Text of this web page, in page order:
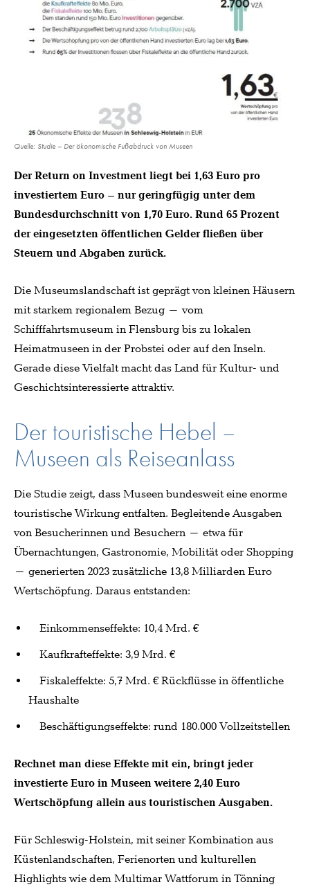
Quelle: Studie – Der ökonomische Fußabdruck von Museen
Der Return on Investment liegt bei 1,63 Euro pro
investiertem Euro – nur geringfügig unter dem
Bundesdurchschnitt von 1,70 Euro. Rund 65 Prozent
der eingesetzten öffentlichen Gelder fließen über
Steuern und Abgaben zurück.
Die Museumslandschaft ist geprägt von kleinen Häusern
mit starkem regionalem Bezug – vom
Schifffahrtsmuseum in Flensburg bis zu lokalen
Heimatmuseen in der Probstei oder auf den Inseln.
Gerade diese Vielfalt macht das Land für Kultur- und
Geschichtsinteressierte attraktiv.
Der touristische Hebel –
Museen als Reiseanlass
Die Studie zeigt, dass Museen bundesweit eine enorme
touristische Wirkung entfalten. Begleitende Ausgaben
von Besucherinnen und Besuchern – etwa für
Übernachtungen, Gastronomie, Mobilität oder Shopping
– generierten 2023 zusätzliche 13,8 Milliarden Euro
Wertschöpfung. Daraus entstanden:
Einkommenseffekte: 10,4 Mrd. €
Kaufkrafteffekte: 3,9 Mrd. €
Fiskaleffekte: 5,7 Mrd. € Rückflüsse in öffentliche
Haushalte
Beschäftigungseffekte: rund 180.000 Vollzeitstellen
Rechnet man diese Effekte mit ein, bringt jeder
investierte Euro in Museen weitere 2,40 Euro
Wertschöpfung allein aus touristischen Ausgaben.
Für Schleswig-Holstein, mit seiner Kombination aus
Küstenlandschaften, Ferienorten und kulturellen
Highlights wie dem Multimar Wattforum in Tönning